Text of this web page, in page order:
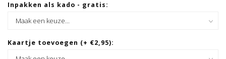
Inpakken als kado - gratis:
Kaartje toevoegen (+ €2,95):